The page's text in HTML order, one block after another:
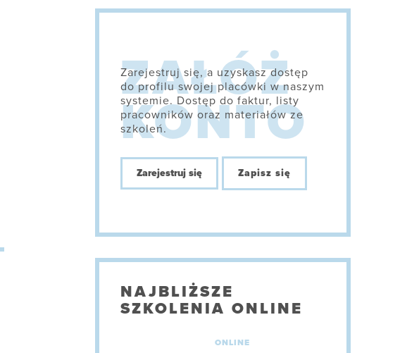
Zarejestruj się, a uzyskasz dostęp
do profilu swojej placówki w naszym
systemie. Dostęp do faktur, listy
pracowników oraz materiałów ze
szkoleń.
Zarejestruj się Zapisz się
NAJBLIŻSZE
SZKOLENIA ONLINE
ONLINE